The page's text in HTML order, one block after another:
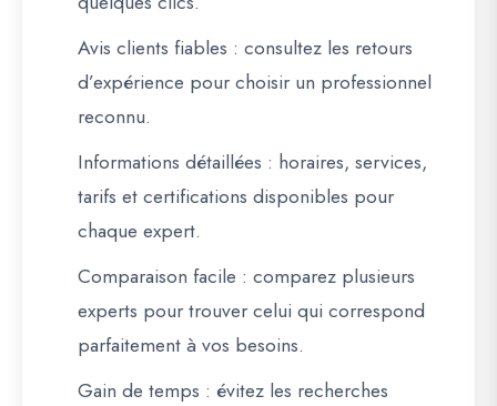
Avis clients fiables : consultez les retours
d’expérience pour choisir un professionnel
reconnu.
Informations détaillées : horaires, services,
tarifs et certifications disponibles pour
chaque expert.
Comparaison facile : comparez plusieurs
experts pour trouver celui qui correspond
parfaitement à vos besoins.
Gain de temps : évitez les recherches